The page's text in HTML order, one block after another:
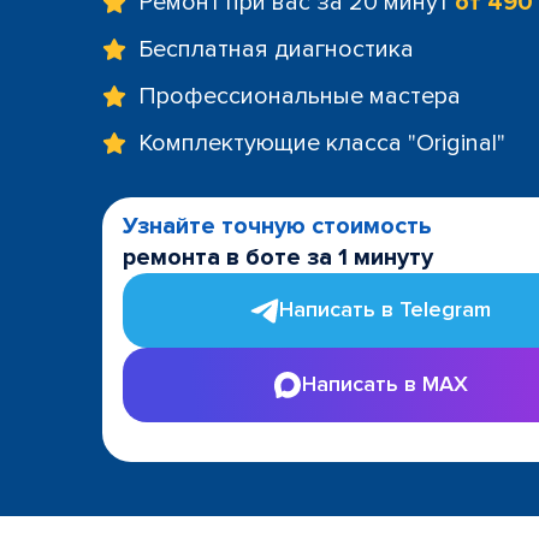
Бесплатная диагностика
Профессиональные мастера
Комплектующие класса "Original"
Узнайте точную стоимость
ремонта в боте за 1 минуту
Написать в Telegram
Написать в MAX